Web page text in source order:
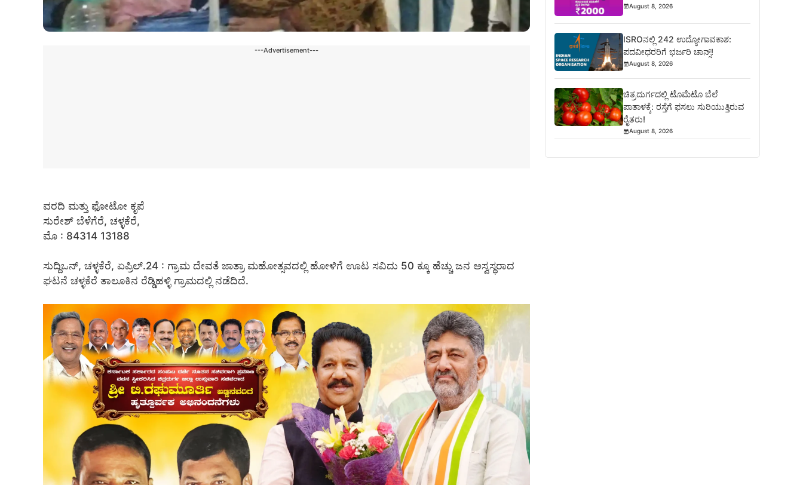
---Advertisement---
ವರದಿ ಮತ್ತು ಫೋಟೋ ಕೃಪೆ
ಸುರೇಶ್ ಬೆಳೆಗೆರೆ, ಚಳ್ಳಕೆರೆ,
ಮೊ : 84314 13188
ಸುದ್ದಿಒನ್, ಚಳ್ಳಕೆರೆ, ಏಪ್ರಿಲ್.24 : ಗ್ರಾಮ ದೇವತೆ ಜಾತ್ರಾ ಮಹೋತ್ಸವದಲ್ಲಿ ಹೋಳಿಗೆ ಊಟ ಸವಿದು 50 ಕ್ಕೂ ಹೆಚ್ಚು ಜನ ಅಸ್ವಸ್ಥರಾದ
ಘಟನೆ ಚಳ್ಳಕೆರೆ ತಾಲೂಕಿನ ರೆಡ್ಡಿಹಳ್ಳಿ ಗ್ರಾಮದಲ್ಲಿ ನಡೆದಿದೆ.
August 8, 2026
ISROನಲ್ಲಿ 242 ಉದ್ಯೋಗಾವಕಾಶ:
ಪದವೀಧರರಿಗೆ ಭರ್ಜರಿ ಚಾನ್ಸ್!
August 8, 2026
ಚಿತ್ರದುರ್ಗದಲ್ಲಿ ಟೊಮೆಟೊ ಬೆಲೆ
ಪಾತಾಳಕ್ಕೆ: ರಸ್ತೆಗೆ ಫಸಲು ಸುರಿಯುತ್ತಿರುವ
ರೈತರು!
August 8, 2026